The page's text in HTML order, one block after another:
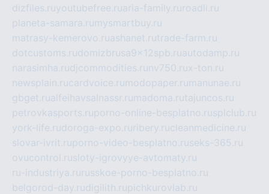
dizfiles.ruyoutubefree.ruaria-family.ru roadli.ru
planeta-samara.ru mysmartbuy.ru
matrasy-kemerovo.ruashanet.rutrade-farm.ru
dotcustoms.rudomizbrusa9x12spb.ruautodamp.ru
narasimha.rudjcommodities.ru nv750.rux-ton.ru
newsplain.rucardvoice.ru modopaper.ru manunae.ru
gbget.rualfeihavsalnassr.ru madoma.rutajuncos.ru
petrovkasports.ruporno-online-besplatno.rusplclub.ru
york-life.rudoroga-expo.ru ribery.rucleanmedicine.ru
slovar-ivrit.ruporno-video-besplatno.ruseks-365.ru
ovucontrol.rusloty-igrovyye-avtomaty.ru
ru-industriya.ru russkoe-porno-besplatno.ru
belgorod-day.rudigilith.rupichkurovlab.ru